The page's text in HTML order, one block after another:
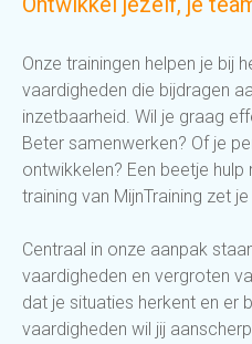
Onze trainingen helpen je bij
vaardigheden die bijdragen
inzetbaarheid. Wil je graag
Beter samenwerken? Of je
ontwikkelen? Een beetje
training van MijnTraining zet
Centraal in onze aanpak
vaardigheden en vergroten
dat je situaties herkent en er
vaardigheden wil jij